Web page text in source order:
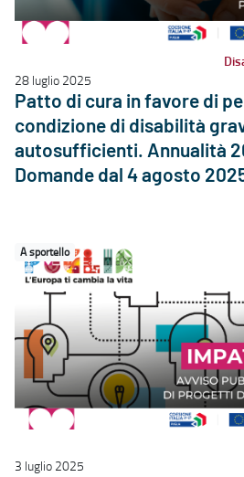
28 luglio 2025
Patto di cura in favore di
condizione di disabilità
autosufficienti. Annualità
Domande dal 4 agosto
A sportello
3 luglio 2025